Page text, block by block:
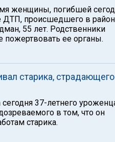
женщины, погибшей
ДТП, происшедшего в
55 лет. Родственники
ее органы.
старика, страдающего
37-летнего
в том, что он
старика.